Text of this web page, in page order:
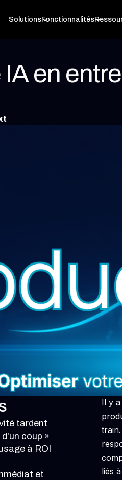
SolutionsFonctionnalités
en
tardent
coup »
à ROI
et
Il y
liés